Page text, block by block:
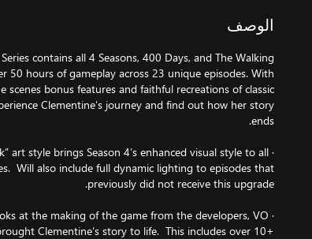
الوصف
contains all 4 Seasons, 400 Days, and The Walking
50 hours of gameplay across 23 unique episodes. With
scenes bonus features and faithful recreations of classic
Clementine’s journey and find out how her story
art style brings Season 4’s enhanced visual style to all
Will also include full dynamic lighting to episodes that
at the making of the game from the developers, VO
Clementine’s story to life. This includes over 10+